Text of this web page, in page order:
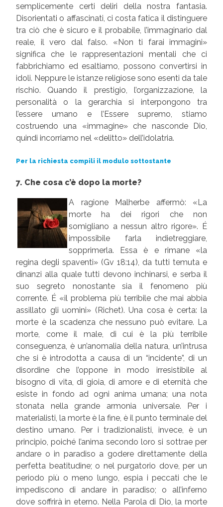
semplicemente certi deliri della nostra fantasia.
Disorientati o affascinati, ci costa fatica il distinguere
tra ciò che è sicuro e il probabile, l’immaginario dal
reale, il vero dal falso. «Non ti farai immagini»
significa che le rappresentazioni mentali che ci
fabbrichiamo ed esaltiamo, possono convertirsi in
idoli. Neppure le istanze religiose sono esenti da tale
rischio. Quando il prestigio, l’organizzazione, la
personalità o la gerarchia si interpongono tra
l’essere umano e l’Essere supremo, stiamo
costruendo una «immagine» che nasconde Dio,
quindi incorriamo nel «delitto» dell’idolatria.
Per la richiesta compili il modulo sottostante
7. Che cosa c’è dopo la morte?
A ragione Malherbe affermò: «La
morte ha dei rigori che non
somigliano a nessun altro rigore». É
impossibile farla indietreggiare,
sopprimerla. Essa è e rimane «la
regina degli spaventi» (Gv 18:14), da tutti temuta e
dinanzi alla quale tutti devono inchinarsi, e serba il
suo segreto nonostante sia il fenomeno più
corrente. É «il problema più terribile che mai abbia
assillato gli uomini» (Richet). Una cosa è certa: la
morte è la scadenza che nessuno può evitare. La
morte, come il male, di cui è la più terribile
conseguenza, è un’anomalia della natura, un’intrusa
che si è introdotta a causa di un “incidente”, di un
disordine che l’oppone in modo irresistibile al
bisogno di vita, di gioia, di amore e di eternità che
esiste in fondo ad ogni anima umana; una nota
stonata nella grande armonia universale. Per i
materialisti, la morte è la fine, è il punto terminale del
destino umano. Per i tradizionalisti, invece, è un
principio, poiché l’anima secondo loro si sottrae per
andare o in paradiso a godere direttamente della
perfetta beatitudine; o nel purgatorio dove, per un
periodo più o meno lungo, espia i peccati che le
impediscono di andare in paradiso; o all’inferno
dove soffrirà in eterno. Nella Parola di Dio, la morte